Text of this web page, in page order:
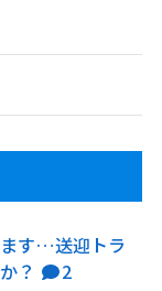
す…送迎トラ
？
2